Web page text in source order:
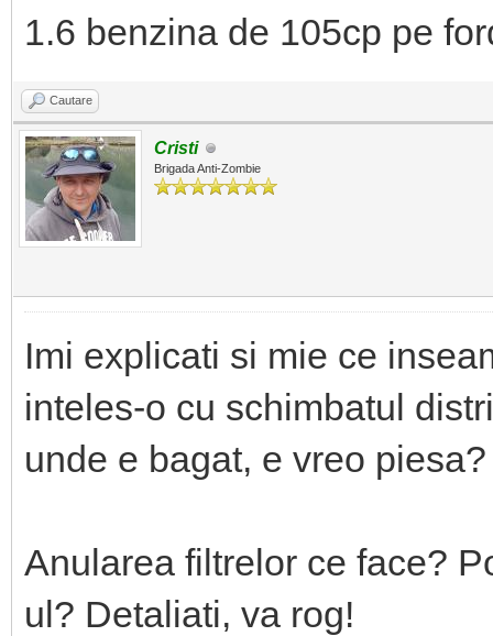
1.6 benzina de 105cp pe
Cautare
Cristi
Brigada Anti-Zombie
Imi explicati si mie ce
inteles-o cu schimbatul
unde e bagat, e vreo piesa?
Anularea filtrelor ce face?
ul? Detaliati, va rog!